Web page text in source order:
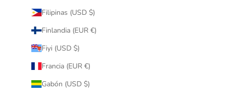
Filipinas (USD $)
Finlandia (EUR €)
Fiyi (USD $)
Francia (EUR €)
Gabón (USD $)